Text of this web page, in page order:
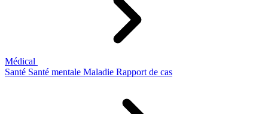
Médical
Santé Santé mentale Maladie Rapport de cas